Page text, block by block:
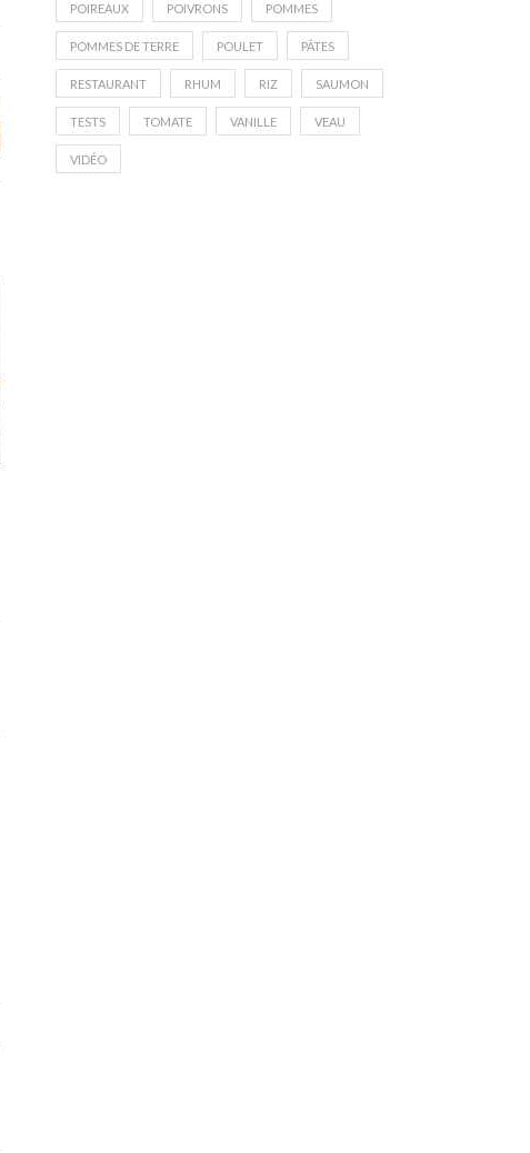
POIREAUX POIVRONS POMMES
POMMES DE TERRE POULET PÂTES
RESTAURANT RHUM RIZ SAUMON
TESTS TOMATE VANILLE VEAU
VIDÉO